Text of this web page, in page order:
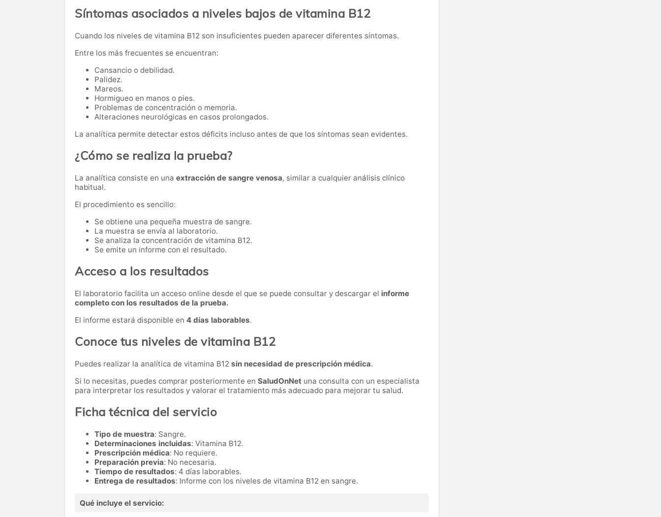
Síntomas asociados a niveles bajos de vitamina B12
Cuando los niveles de vitamina B12 son insuficientes pueden aparecer diferentes síntomas.
Entre los más frecuentes se encuentran:
Cansancio o debilidad.
Palidez.
Mareos.
Hormigueo en manos o pies.
Problemas de concentración o memoria.
Alteraciones neurológicas en casos prolongados.
La analítica permite detectar estos déficits incluso antes de que los síntomas sean evidentes.
¿Cómo se realiza la prueba?
La analítica consiste en una extracción de sangre venosa, similar a cualquier análisis clínico
habitual.
El procedimiento es sencillo:
Se obtiene una pequeña muestra de sangre.
La muestra se envía al laboratorio.
Se analiza la concentración de vitamina B12.
Se emite un informe con el resultado.
Acceso a los resultados
El laboratorio facilita un acceso online desde el que se puede consultar y descargar el informe
completo con los resultados de la prueba.
El informe estará disponible en 4 días laborables.
Conoce tus niveles de vitamina B12
Puedes realizar la analítica de vitamina B12 sin necesidad de prescripción médica.
Si lo necesitas, puedes comprar posteriormente en SaludOnNet una consulta con un especialista
para interpretar los resultados y valorar el tratamiento más adecuado para mejorar tu salud.
Ficha técnica del servicio
Tipo de muestra: Sangre.
Determinaciones incluidas: Vitamina B12.
Prescripción médica: No requiere.
Preparación previa: No necesaria.
Tiempo de resultados: 4 días laborables.
Entrega de resultados: Informe con los niveles de vitamina B12 en sangre.
Qué incluye el servicio: